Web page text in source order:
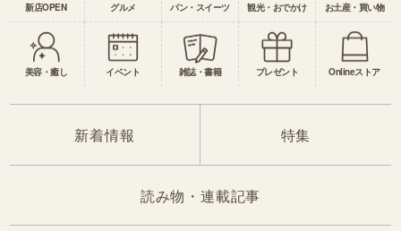
新店OPEN グルメ パン・スイーツ 観光・おでかけ お土産・買い物
美容・癒し イベント 雑誌・書籍 プレゼント Onlineストア
新着情報 特集
読み物・連載記事